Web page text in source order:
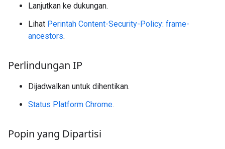
Lanjutkan ke dukungan.
Lihat Perintah Content-Security-Policy: frame-
ancestors.
Perlindungan IP
Dijadwalkan untuk dihentikan.
Status Platform Chrome.
Popin yang Dipartisi